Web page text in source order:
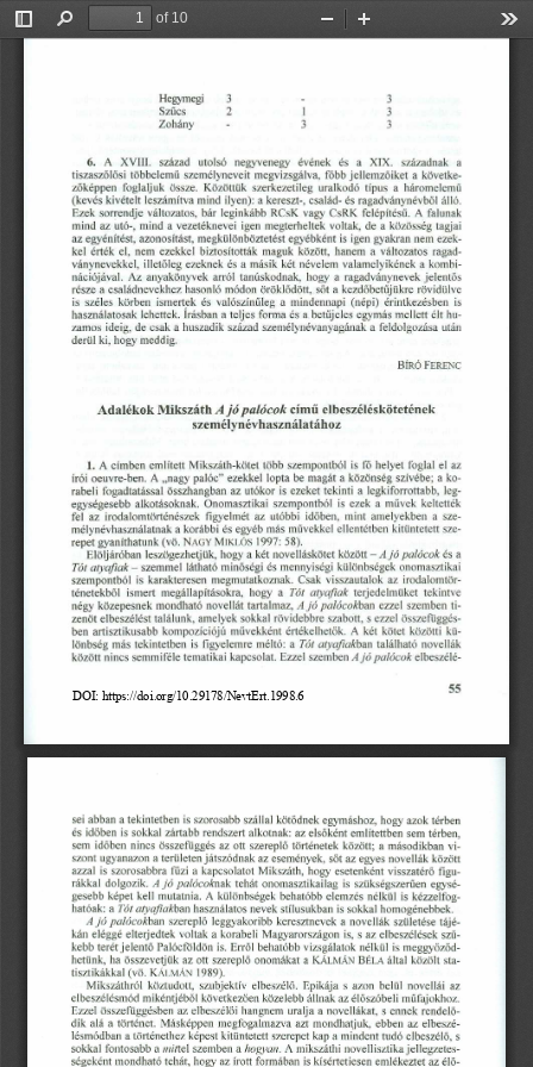
Toggle
Find
of 10
Zoom
Hegymegi
Szűcs
Zohány
3
2hgfedcbaZYXWVUTSRQPONMLKJIHGFEDCBA
1
3
3
3
3
6. A   XVIII.   század   utolsó   negyvenegy    évének   és   a  XIX.   századnak
a
tiszaszőlősi   többelemű   személyneveit   megvizsgálva,   főbb jellemzőiket   a követke-
zőképpen   foglaljuk   össze.  Közöttük   szerkezeti leg  uralkodó   típus  a  háromelemű
(kevés  kivételt  leszámítva  mind  ilyen):  a kereszt-,  család-  és ragadványnévből   álló.
Ezek  sorrendje   változatos,   bár  leginkább  RCsK  vagy  CsRK  felépítésű.   A  falunak
mind  az utó-, mind  a vezetéknevei   igen  megterheltek   voltak,  de  a közösség
tagjai
az egyénítést,   azonosítást,   megkülönböztetést   egyébként
is igen gyakran  nem  ezek-
kel  érték  el,  nem  ezekkel   biztosították   maguk  között,  hanem
a  változatos   ragad-
ványnevekkel,   illetőleg  ezeknek  és a másik  két  névelem  valamelyikének   a kombi-
nációjával.   Az  anyakönyvek   arról  tanúskodnak,   hogy  a  ragadványnevek   jelentős
része  a családnevekhez   hasonló  módon  öröklődött,   sőt a kezdőbetűjükre   rövidülve
is  széles   körben   ismertek   és  valószínűleg   a  mindennapi   (népi)   érintkezésben    is
használatosak   lehettek.  Írásban  a teljes  forma  és a betűjeles  egymás  mellett  élt hu-
zamos  ideig,  de  csak  a huszadik  század  személynévanyagának
a feldolgozása   után
derül  ki, hogy  meddig.
BÍRÓ FERENC
Adalékok Mikszáth Ajó palócok című elbeszéléskötetének
személynévhasználatához
1. A címben  említett  Mikszáth-kötet   több  szempontból   is fő helyet  foglal  el az
írói  oeuvre-ben.   A "nagy  palóc"  ezekkel  lopta  be magát  a közönség  szívébe;  a ko-
rabeli  fogadtatással   összhangban   az  utókor  is ezeket  tekinti  a legkiforrottabb,   leg-
egységesebb   alkotásoknak.   Onomasztikai   szempontból   is ezek  a  művek  keltették
fel  az  irodalomtörténészek
figyelmét   az  utóbbi   időben,  mint  amelyekben   a  sze-
mélynévhasználatnak
a korábbi  és egyéb  más  művekkel  ellentétben   kitüntetett   sze-
repet  gyaníthatunk   (vö. NAGY MIKLÓS 1997: 58).
Elöljáróban   leszögezhetjük,   hogy  a két novelláskötet   között  - Ajá palácok és a
Tál atyafiak  - szemmel  látható  minőségi  és mennyiségi   különbségek   onomasztikai
szempontból   is karakteresen   megmutatkoznak.    Csak  visszautalok   az  irodalomtör-
ténetekből    ismert  megállapításokra,
hogy  a Tál  atyafiak
terjedelmüket    tekintve
négy  közepesnek   mondható   novellát  tartalmaz,
A já palácokoen
ezzel  szemben  ti-
zenöt  elbeszélést   találunk,  amelyek  sokkal  rövidebbre   szabott,  s ezzel  összefüggés-
ben  artisztikusabb   kompozíciójú   művekként   értékelhetők.
A  két  kötet  közötti  kü-
lönbség  más  tekintetben   is figyelemre   méltó:  a Tál  atyafiakban
található   novellák
között  nincs  semmiféle  tematikai  kapcsolat.  Ezzel  szemben
Ajá palácok elbeszélé-
55
DOI: https://doi.org/10.29178/NevtErt.1998.6
sei abban  a tekintetben   is szorosabb  szállal  kötődnek  egymáshoz,  hogy  azok  térben
és időben  is sokkal  zártabb  rendszert  alkotnak:  az elsőként
említettben   sem  térben,
sem  időben  nincs  összefüggés   az ott  szereplő  történetek   között;  a másodikban   vi-
szont  ugyanazon  a területen  játszódnak   az események,   sőt az egyes  novellák  között
azzal  is szorosabbra   fűzi  a kapcsolatot   Mikszáth,   hogy  esetenként   visszatérő   figu-
rákkal  dolgozik.zyxwvutsrqponmlkjihgfedcbaZYXWVUTSRQPONMLKJIHGFEDCBA
A já  palácaknak
tehát  onomasztikailag    is szükségszerűen   egysé-
gesebb  képet  kell  mutatnia.  A különbségek   behatóbb  elemzés
nélkül  is kézzelfog-
hatóak:  a Tál atyafiakban használatos   nevek  stílusukban   is sokkal  homogénebbek.
AZYXWVUTSRQPONMLKJIHGFEDCBA
jo palácakban szereplő   leggyakoribb   keresztnevek   a novellák  születése  tájé-
kán  eléggé  elterjedtek   voltak  a korabeli  Magyarországon   is, s az elbeszélések   szű-
kebb  terét jelentő   Palócföldön   is. Erről  behatóbb  vizsgálatok   nélkül  is meggyőződ-
hetünk,  ha  összevetjük   az ott  szereplő  onomákat  a
K Á LM Á N
BÉLA által  közölt  sta-
tisztikákkal   (vö.
K Á LM Á N
1989).
Mikszáthról   köztudott,   szubjektív   elbeszélő.   Epikája   s  azon  belül  novellái   az
elbeszélésmód   miként jéből  következően   közelebb  állnak  az élőszóbeli  műfajokhoz.
Ezzel  összefüggésben   az elbeszélői   hangnem  uralja  a novellákat,   sennek   rendelő-
dik  alá  a történet.   Másképpen   megfogalmazva   azt  mondhatjuk,   ebben  az  elbeszé-
lésmódban  a történethez   képest  kitüntetett  szerepet  kap a mindent  tudó  elbeszélő,  s
sokkal  fontosabb  a mittel szemben  a hogyan.
A mikszáthi  novellisztika  jellegzetes-
ségeként  mondható  tehát,  hogy  az írott formában  is kísértetiesen   emlékeztet  az élő-